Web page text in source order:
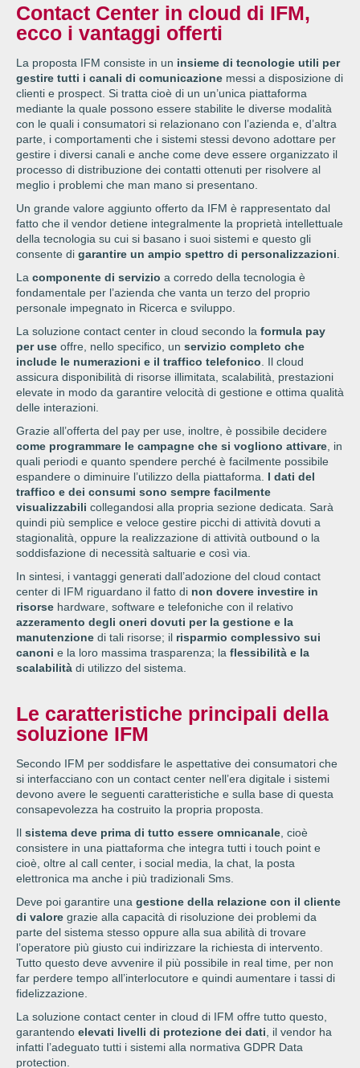
Contact Center in cloud di IFM,
ecco i vantaggi offerti
La proposta IFM consiste in un insieme di tecnologie utili per
gestire tutti i canali di comunicazione messi a disposizione di
clienti e prospect. Si tratta cioè di un un’unica piattaforma
mediante la quale possono essere stabilite le diverse modalità
con le quali i consumatori si relazionano con l’azienda e, d’altra
parte, i comportamenti che i sistemi stessi devono adottare per
gestire i diversi canali e anche come deve essere organizzato il
processo di distribuzione dei contatti ottenuti per risolvere al
meglio i problemi che man mano si presentano.
Un grande valore aggiunto offerto da IFM è rappresentato dal
fatto che il vendor detiene integralmente la proprietà intellettuale
della tecnologia su cui si basano i suoi sistemi e questo gli
consente di garantire un ampio spettro di personalizzazioni
La componente di servizio a corredo della tecnologia è
fondamentale per l’azienda che vanta un terzo del proprio
personale impegnato in Ricerca e sviluppo.
La soluzione contact center in cloud secondo la formula pay
per use offre, nello specifico, un servizio completo che
include le numerazioni e il traffico telefonico . Il cloud
assicura disponibilità di risorse illimitata, scalabilità, prestazioni
elevate in modo da garantire velocità di gestione e ottima qualità
delle interazioni.
Grazie all’offerta del pay per use, inoltre, è possibile decidere
come programmare le campagne che si vogliono attivare , in
quali periodi e quanto spendere perché è facilmente possibile
espandere o diminuire l’utilizzo della piattaforma. I dati del
traffico e dei consumi sono sempre facilmente
visualizzabili collegandosi alla propria sezione dedicata. Sarà
quindi più semplice e veloce gestire picchi di attività dovuti a
stagionalità, oppure la realizzazione di attività outbound o la
soddisfazione di necessità saltuarie e così via.
In sintesi, i vantaggi generati dall’adozione del cloud contact
center di IFM riguardano il fatto di non dovere investire in
risorse hardware, software e telefoniche con il relativo
azzeramento degli oneri dovuti per la gestione e la
manutenzione di tali risorse; il risparmio complessivo sui
canoni e la loro massima trasparenza; la flessibilità e la
scalabilità di utilizzo del sistema.
Le caratteristiche principali della
soluzione IFM
Secondo IFM per soddisfare le aspettative dei consumatori che
si interfacciano con un contact center nell’era digitale i sistemi
devono avere le seguenti caratteristiche e sulla base di questa
consapevolezza ha costruito la propria proposta.
Il sistema deve prima di tutto essere omnicanale , cioè
consistere in una piattaforma che integra tutti i touch point e
cioè, oltre al call center, i social media, la chat, la posta
elettronica ma anche i più tradizionali Sms.
Deve poi garantire una gestione della relazione con il cliente
di valore grazie alla capacità di risoluzione dei problemi da
parte del sistema stesso oppure alla sua abilità di trovare
l’operatore più giusto cui indirizzare la richiesta di intervento.
Tutto questo deve avvenire il più possibile in real time, per non
far perdere tempo all’interlocutore e quindi aumentare i tassi di
fidelizzazione.
La soluzione contact center in cloud di IFM offre tutto questo,
garantendo elevati livelli di protezione dei dati , il vendor ha
infatti l’adeguato tutti i sistemi alla normativa GDPR Data
protection.